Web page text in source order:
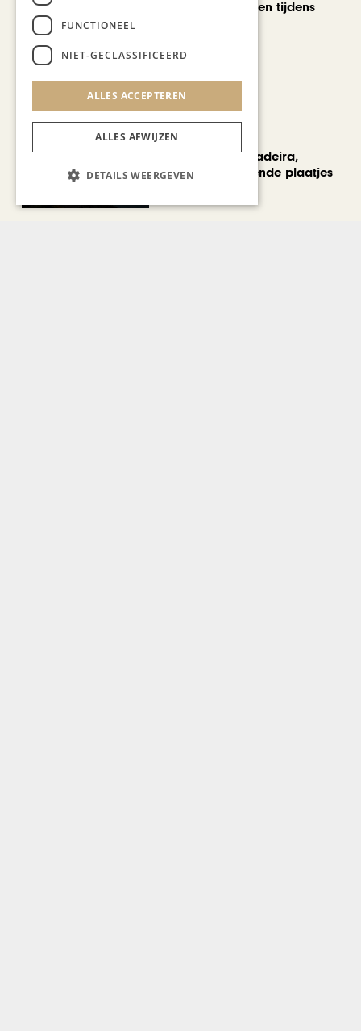
Wereldse beelden tijdens
REIZEN
Een week op Madeira,
voorbij de bekende plaatjes
FUNCTIONEEL
NIET-GECLASSIFICEERD
ALLES ACCEPTEREN
ALLES AFWIJZEN
DETAILS WEERGEVEN